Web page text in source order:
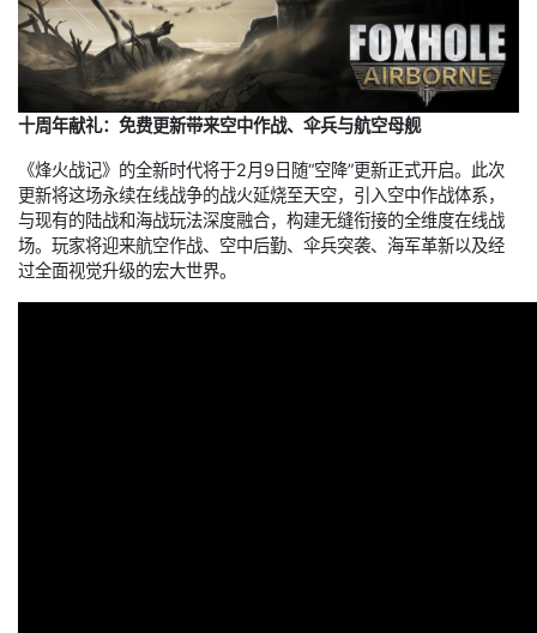
十周年献礼：免费更新带来空中作战、伞兵与航空母舰
《烽火战记》的全新时代将于2月9日随“空降”更新正式开启。此次
更新将这场永续在线战争的战火延烧至天空，引入空中作战体系，
与现有的陆战和海战玩法深度融合，构建无缝衔接的全维度在线战
场。玩家将迎来航空作战、空中后勤、伞兵突袭、海军革新以及经
过全面视觉升级的宏大世界。